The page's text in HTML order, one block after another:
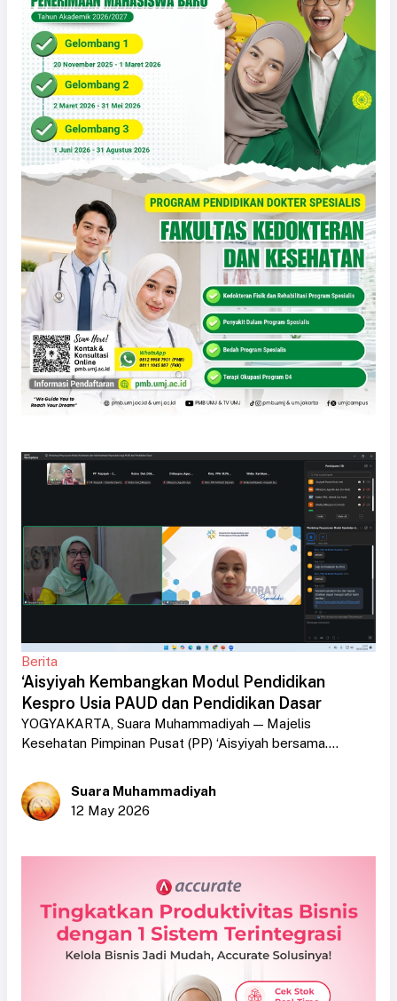
Berita
‘Aisyiyah Kembangkan Modul Pendidikan
Kespro Usia PAUD dan Pendidikan Dasar
YOGYAKARTA, Suara Muhammadiyah — Majelis
Kesehatan Pimpinan Pusat (PP) ‘Aisyiyah bersama....
Suara Muhammadiyah
12 May 2026